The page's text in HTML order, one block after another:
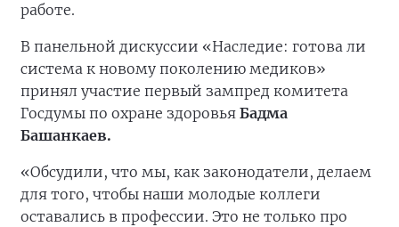
работе.
В панельной дискуссии «Наследие: готова ли
система к новому поколению медиков»
принял участие первый зампред комитета
Госдумы по охране здоровья Бадма
Башанкаев.
«Обсудили, что мы, как законодатели, делаем
для того, чтобы наши молодые коллеги
оставались в профессии. Это не только про